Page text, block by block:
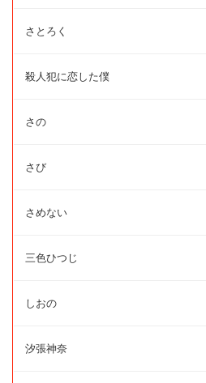
さとろく
殺人犯に恋した僕
さの
さび
さめない
三色ひつじ
しおの
汐張神奈